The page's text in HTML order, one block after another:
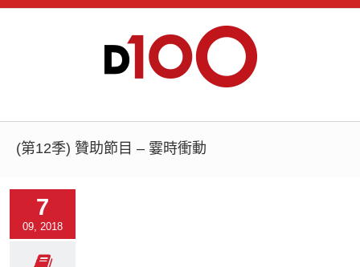
(第12季) 贊助節目 – 霎時衝動
7
09, 2018